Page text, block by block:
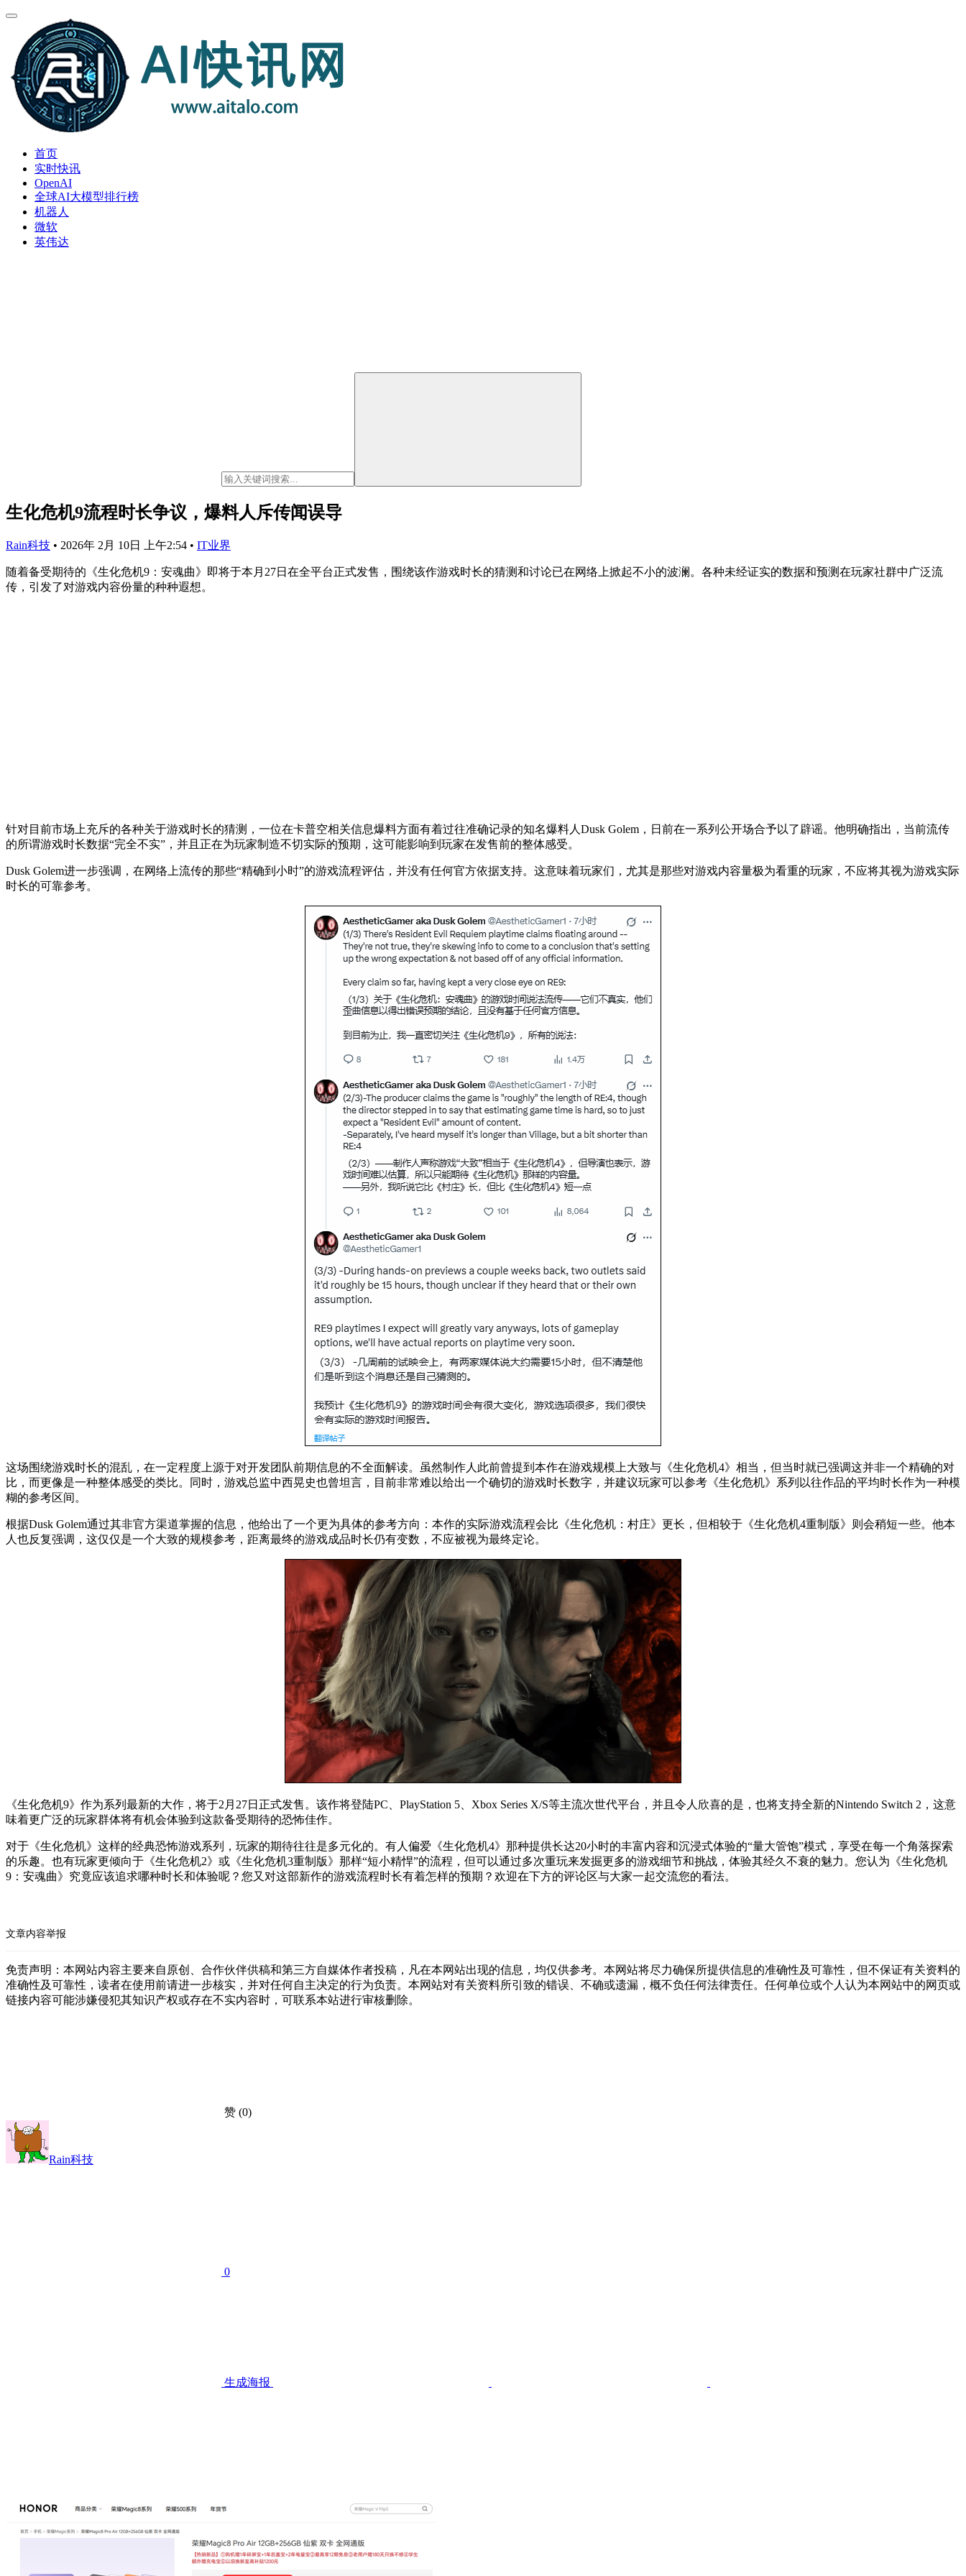
首页
实时快讯
OpenAI
全球AI大模型排行榜
机器人
微软
英伟达
生化危机9流程时长争议，爆料人斥传闻误导
Rain科技 • 2026年 2月 10日 上午2:54 • IT业界
随着备受期待的《生化危机9：安魂曲》即将于本月27日在全平台正式发售，围绕该作游戏时长的猜测和讨论已在网络上掀起不小的波澜。各种未经证实的数据和预测在玩家社群中广泛流
传，引发了对游戏内容份量的种种遐想。
针对目前市场上充斥的各种关于游戏时长的猜测，一位在卡普空相关信息爆料方面有着过往准确记录的知名爆料人Dusk Golem，日前在一系列公开场合予以了辟谣。他明确指出，当前流传
的所谓游戏时长数据“完全不实”，并且正在为玩家制造不切实际的预期，这可能影响到玩家在发售前的整体感受。
Dusk Golem进一步强调，在网络上流传的那些“精确到小时”的游戏流程评估，并没有任何官方依据支持。这意味着玩家们，尤其是那些对游戏内容量极为看重的玩家，不应将其视为游戏实际
时长的可靠参考。
这场围绕游戏时长的混乱，在一定程度上源于对开发团队前期信息的不全面解读。虽然制作人此前曾提到本作在游戏规模上大致与《生化危机4》相当，但当时就已强调这并非一个精确的对
比，而更像是一种整体感受的类比。同时，游戏总监中西晃史也曾坦言，目前非常难以给出一个确切的游戏时长数字，并建议玩家可以参考《生化危机》系列以往作品的平均时长作为一种模
糊的参考区间。
根据Dusk Golem通过其非官方渠道掌握的信息，他给出了一个更为具体的参考方向：本作的实际游戏流程会比《生化危机：村庄》更长，但相较于《生化危机4重制版》则会稍短一些。他本
人也反复强调，这仅仅是一个大致的规模参考，距离最终的游戏成品时长仍有变数，不应被视为最终定论。
《生化危机9》作为系列最新的大作，将于2月27日正式发售。该作将登陆PC、PlayStation 5、Xbox Series X/S等主流次世代平台，并且令人欣喜的是，也将支持全新的Nintendo Switch 2，这意
味着更广泛的玩家群体将有机会体验到这款备受期待的恐怖佳作。
对于《生化危机》这样的经典恐怖游戏系列，玩家的期待往往是多元化的。有人偏爱《生化危机4》那种提供长达20小时的丰富内容和沉浸式体验的“量大管饱”模式，享受在每一个角落探索
的乐趣。也有玩家更倾向于《生化危机2》或《生化危机3重制版》那样“短小精悍”的流程，但可以通过多次重玩来发掘更多的游戏细节和挑战，体验其经久不衰的魅力。您认为《生化危机
9：安魂曲》究竟应该追求哪种时长和体验呢？您又对这部新作的游戏流程时长有着怎样的预期？欢迎在下方的评论区与大家一起交流您的看法。
文章内容举报
免责声明：本网站内容主要来自原创、合作伙伴供稿和第三方自媒体作者投稿，凡在本网站出现的信息，均仅供参考。本网站将尽力确保所提供信息的准确性及可靠性，但不保证有关资料的
准确性及可靠性，读者在使用前请进一步核实，并对任何自主决定的行为负责。本网站对有关资料所引致的错误、不确或遗漏，概不负任何法律责任。任何单位或个人认为本网站中的网页或
链接内容可能涉嫌侵犯其知识产权或存在不实内容时，可联系本站进行审核删除。
赞 (0)
Rain科技
0
生成海报